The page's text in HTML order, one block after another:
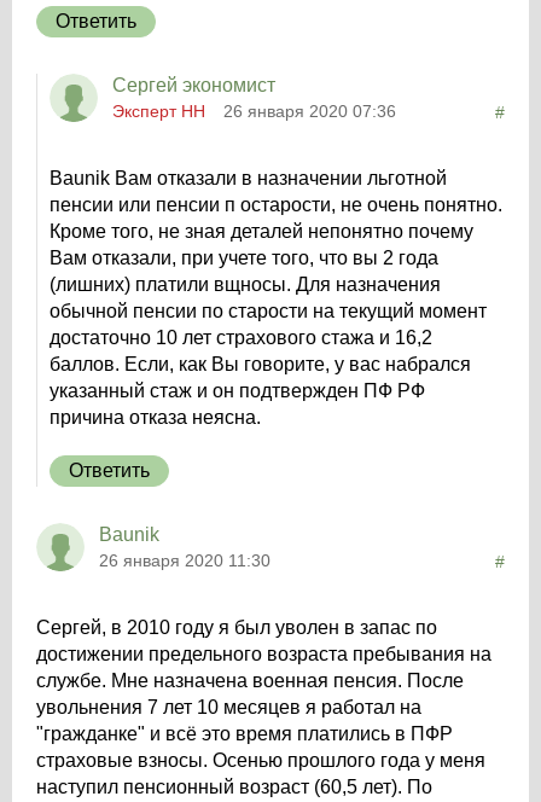
Ответить
Сергей экономист
Эксперт НН 26 января 2020 07:36 #
Baunik Вам отказали в назначении льготной
пенсии или пенсии п остарости, не очень понятно.
Кроме того, не зная деталей непонятно почему
Вам отказали, при учете того, что вы 2 года
(лишних) платили вщносы. Для назначения
обычной пенсии по старости на текущий момент
достаточно 10 лет страхового стажа и 16,2
баллов. Если, как Вы говорите, у вас набрался
указанный стаж и он подтвержден ПФ РФ
причина отказа неясна.
Ответить
Baunik
26 января 2020 11:30 #
Сергей, в 2010 году я был уволен в запас по
достижении предельного возраста пребывания на
службе. Мне назначена военная пенсия. После
увольнения 7 лет 10 месяцев я работал на
"гражданке" и всё это время платились в ПФР
страховые взносы. Осенью прошлого года у меня
наступил пенсионный возраст (60,5 лет). По